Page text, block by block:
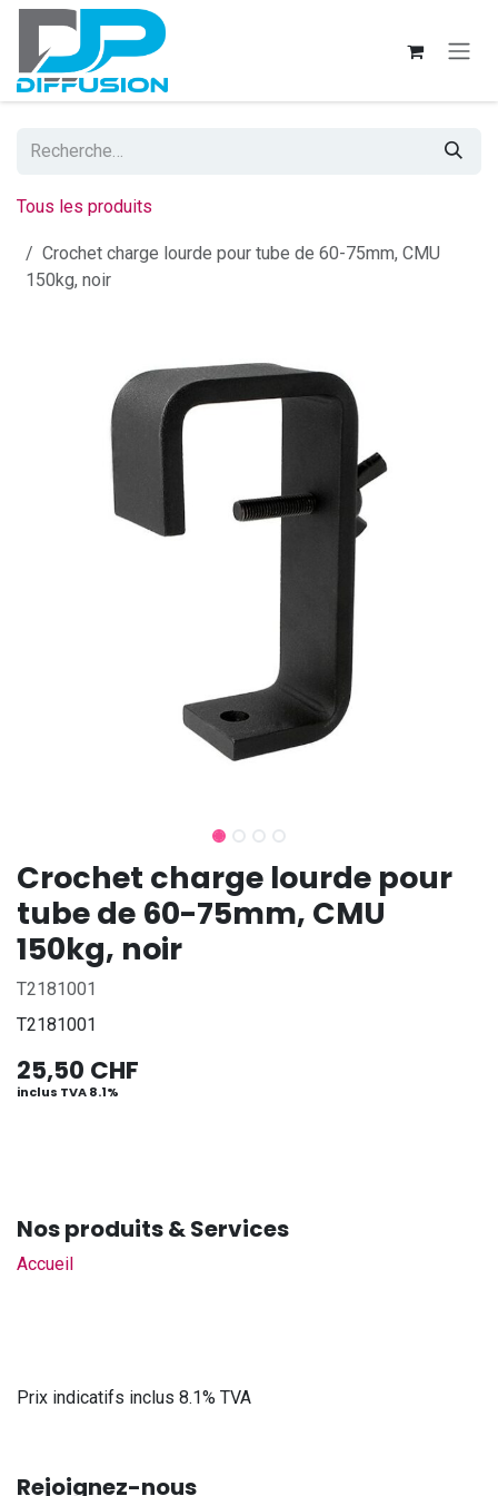
Se rendre au contenu
Tous les produits
Crochet charge lourde pour tube de 60-75mm, CMU
150kg, noir
Crochet charge lourde pour
tube de 60-75mm, CMU
150kg, noir
T2181001
T2181001
25,50 CHF
inclus TVA 8.1%
Nos produits & Services
Accueil
Prix indicatifs inclus 8.1% TVA
Rejoignez-nous